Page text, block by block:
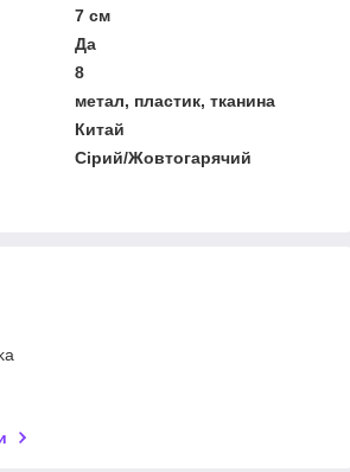
7 см
Да
8
метал, пластик, тканина
Китай
Сірий/Жовтогарячий